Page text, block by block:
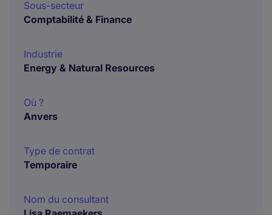
Sous-secteur
Comptabilité & Finance
Industrie
Energy & Natural Resources
Où ?
Anvers
Type de contrat
Temporaire
Nom du consultant